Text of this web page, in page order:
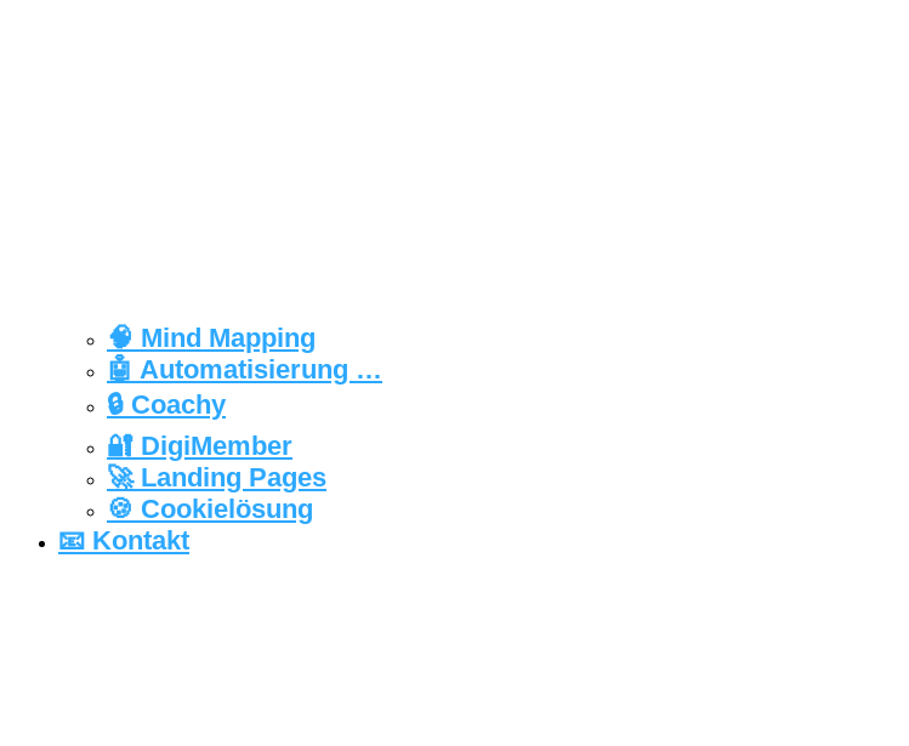
🧠 Mind Mapping
🤖 Automatisierung …
🔒‍ Coachy
🔐 DigiMember
🚀 Landing Pages
🍪 Cookielösung
📧 Kontakt